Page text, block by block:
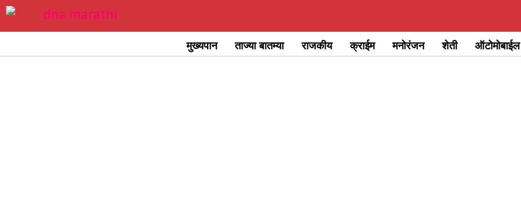
Skip
to
मुख्यपान ताज्या बातम्या राजकीय क्राईम मनोरंजन शेती ऑटोमोबाईल